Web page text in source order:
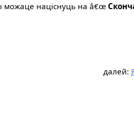
можаце націснуць на â€œ
далей: